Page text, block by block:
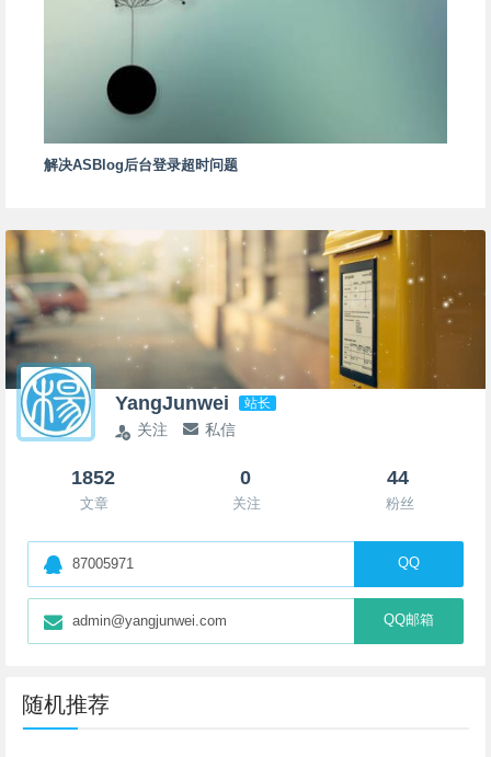
解决ASBlog后台登录超时问题
YangJunwei 站长
关注 私信
1852
文章
0
关注
44
粉丝
87005971 QQ
admin@yangjunwei.com QQ邮箱
随机推荐